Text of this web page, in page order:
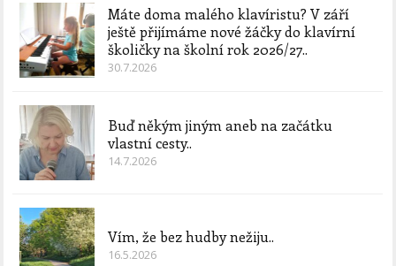
Máte doma malého klavíristu? V září
ještě přijímáme nové žáčky do klavírní
školičky na školní rok 2026/27..
30.7.2026
Buď někým jiným aneb na začátku
vlastní cesty..
14.7.2026
Vím, že bez hudby nežiju..
16.5.2026